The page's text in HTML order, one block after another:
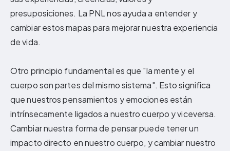
presuposiciones. La PNL nos ayuda a entender y
cambiar estos mapas para mejorar nuestra experiencia
de vida.
Otro principio fundamental es que "la mente y el
cuerpo son partes del mismo sistema". Esto significa
que nuestros pensamientos y emociones están
intrínsecamente ligados a nuestro cuerpo y viceversa.
Cambiar nuestra forma de pensar puede tener un
impacto directo en nuestro cuerpo, y cambiar nuestro